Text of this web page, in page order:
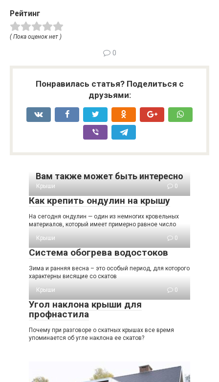
Рейтинг
( Пока оценок нет )
0
Понравилась статья? Поделиться с
друзьями:
Вам также может быть интересно
Крыши 0
Как крепить ондулин на крышу
На сегодня ондулин — один из немногих кровельных
материалов, который имеет примерно равное число
Крыши
0
Система обогрева водостоков
Зима и ранняя весна – это особый период, для которого
характерны висящие со скатов
Крыши
0
Угол наклона крыши для
профнастила
Почему при разговоре о скатных крышах все время
упоминается об угле наклона ее скатов?